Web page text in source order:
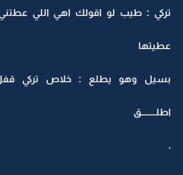
تركي : طيب لو اقولك اهي اللي عطتني
عطيتها
بسيل وهو يطلع : خلاص تركي قفل
اطلــــــــق
.